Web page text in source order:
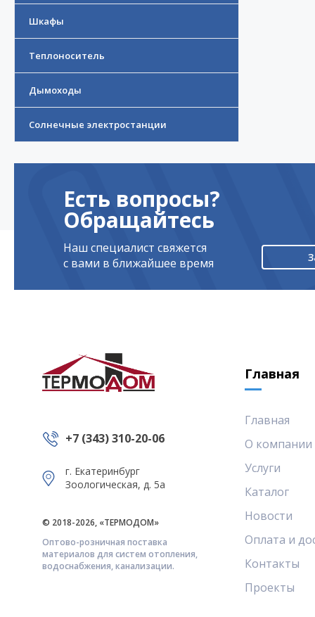
Шкафы
Теплоноситель
Дымоходы
Солнечные электростанции
Есть вопросы?
Обращайтесь
Наш специалист свяжется
с вами в ближайшее время
Главная
+7 (343) 310-20-06
г. Екатеринбург
Зоологическая, д. 5а
© 2018-2026, «ТЕРМОДОМ»
Оптово-розничная поставка
материалов для систем отопления,
водоснабжения, канализации.
Главная
О компании
Услуги
Каталог
Новости
Оплата и
Контакты
Проекты